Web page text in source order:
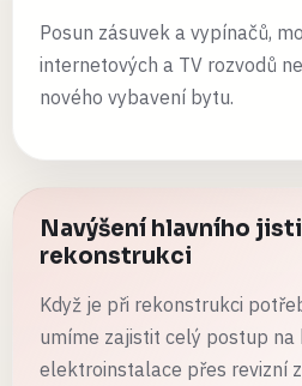
Posun zásuvek a vypínačů,
internetových a TV rozvodů
nového vybavení bytu.
Navýšení hlavního
rekonstrukci
Když je při rekonstrukci
umíme zajistit celý postup na
elektroinstalace přes revizní